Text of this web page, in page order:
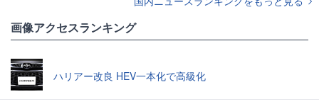
画像アクセスランキング
ハリアー改良 HEV一本化で高級化